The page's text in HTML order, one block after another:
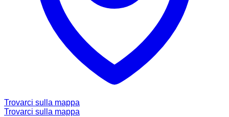
Trovarci sulla mappa
Trovarci sulla mappa